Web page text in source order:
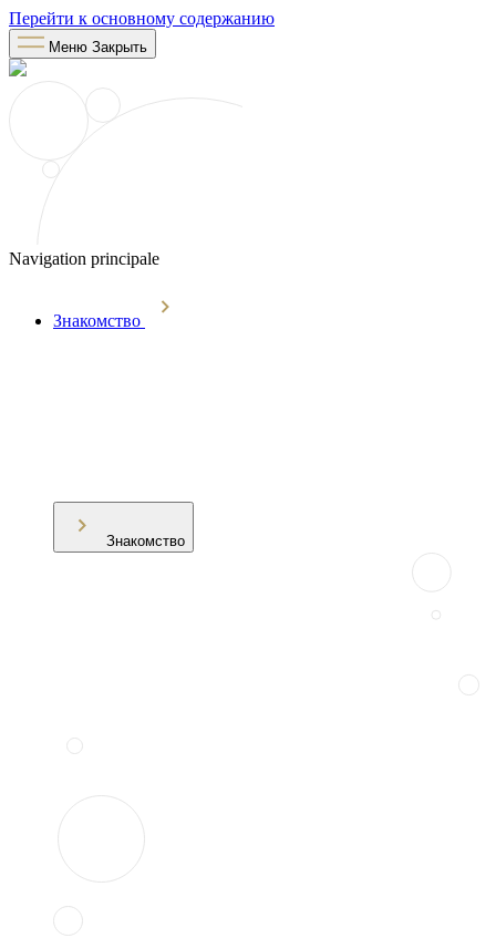
Перейти к основному содержанию
Меню Закрыть
Navigation principale
Знакомство
Знакомство